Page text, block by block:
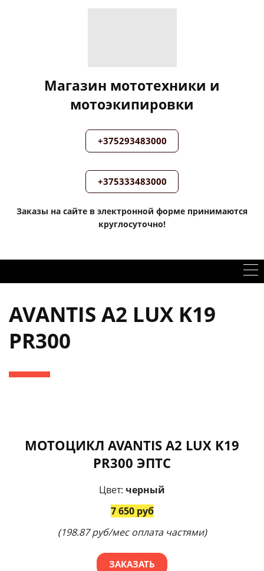
Магазин мототехники и
мотоэкипировки
+375293483000
+375333483000
Заказы на сайте в электронной форме принимаются
круглосуточно!
AVANTIS A2 LUX K19
PR300
МОТОЦИКЛ AVANTIS A2 LUX K19
PR300 ЭПТС
Цвет: черный
7 650 руб
(198.87 руб/мес оплата частями)
ЗАКАЗАТЬ